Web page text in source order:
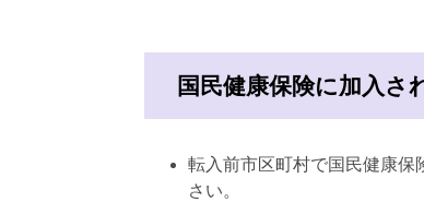
国民健康保険に加入さ
転入前市区町村で国民健康保
さい。